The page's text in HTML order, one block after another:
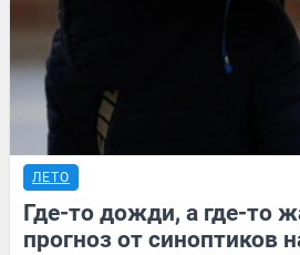
ЛЕТО
Где-то дожди, а где-то
прогноз от синоптиков